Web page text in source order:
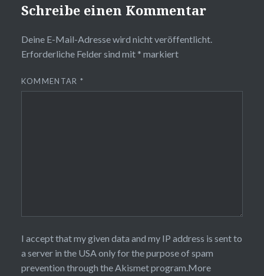
Schreibe einen Kommentar
Deine E-Mail-Adresse wird nicht veröffentlicht.
Erforderliche Felder sind mit * markiert
KOMMENTAR *
I accept that my given data and my IP address is sent to
a server in the USA only for the purpose of spam
prevention through theAkismetprogram.More